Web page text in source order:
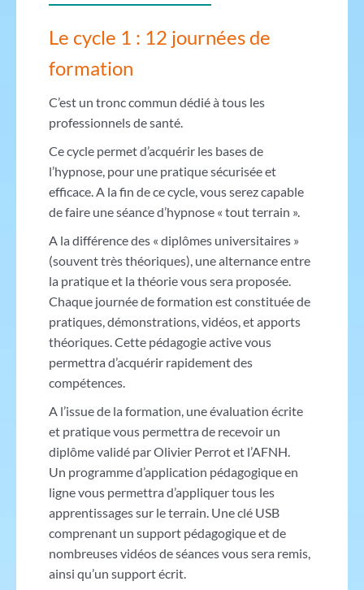
Le cycle 1 : 12 journées de
formation
C’est un tronc commun dédié à tous les
professionnels de santé.
Ce cycle permet d’acquérir les bases de
l’hypnose, pour une pratique sécurisée et
efficace. A la fin de ce cycle, vous serez capable
de faire une séance d’hypnose « tout terrain ».
A la différence des « diplômes universitaires »
(souvent très théoriques), une alternance entre
la pratique et la théorie vous sera proposée.
Chaque journée de formation est constituée de
pratiques, démonstrations, vidéos, et apports
théoriques. Cette pédagogie active vous
permettra d’acquérir rapidement des
compétences.
A l’issue de la formation, une évaluation écrite
et pratique vous permettra de recevoir un
diplôme validé par Olivier Perrot et l’AFNH.
Un programme d’application pédagogique en
ligne vous permettra d’appliquer tous les
apprentissages sur le terrain. Une clé USB
comprenant un support pédagogique et de
nombreuses vidéos de séances vous sera remis,
ainsi qu’un support écrit.